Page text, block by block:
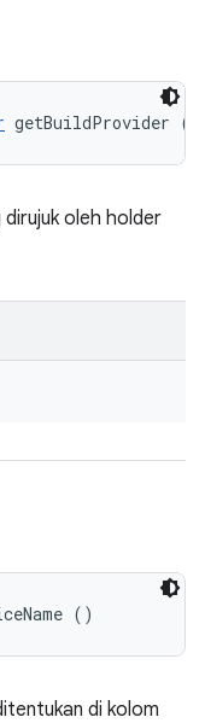
getBuildProvider ()
dirujuk oleh holder
()
di kolom